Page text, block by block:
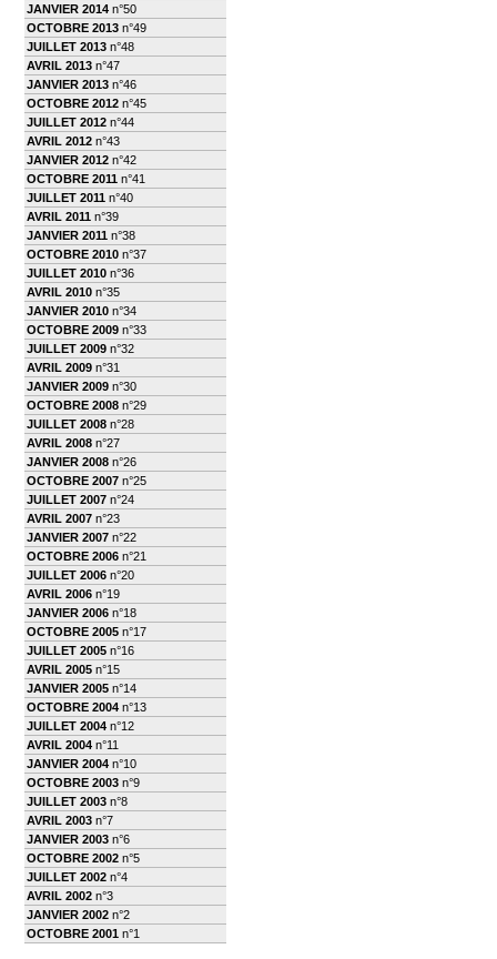
JANVIER 2014 n°50
OCTOBRE 2013 n°49
JUILLET 2013 n°48
AVRIL 2013 n°47
JANVIER 2013 n°46
OCTOBRE 2012 n°45
JUILLET 2012 n°44
AVRIL 2012 n°43
JANVIER 2012 n°42
OCTOBRE 2011 n°41
JUILLET 2011 n°40
AVRIL 2011 n°39
JANVIER 2011 n°38
OCTOBRE 2010 n°37
JUILLET 2010 n°36
AVRIL 2010 n°35
JANVIER 2010 n°34
OCTOBRE 2009 n°33
JUILLET 2009 n°32
AVRIL 2009 n°31
JANVIER 2009 n°30
OCTOBRE 2008 n°29
JUILLET 2008 n°28
AVRIL 2008 n°27
JANVIER 2008 n°26
OCTOBRE 2007 n°25
JUILLET 2007 n°24
AVRIL 2007 n°23
JANVIER 2007 n°22
OCTOBRE 2006 n°21
JUILLET 2006 n°20
AVRIL 2006 n°19
JANVIER 2006 n°18
OCTOBRE 2005 n°17
JUILLET 2005 n°16
AVRIL 2005 n°15
JANVIER 2005 n°14
OCTOBRE 2004 n°13
JUILLET 2004 n°12
AVRIL 2004 n°11
JANVIER 2004 n°10
OCTOBRE 2003 n°9
JUILLET 2003 n°8
AVRIL 2003 n°7
JANVIER 2003 n°6
OCTOBRE 2002 n°5
JUILLET 2002 n°4
AVRIL 2002 n°3
JANVIER 2002 n°2
OCTOBRE 2001 n°1